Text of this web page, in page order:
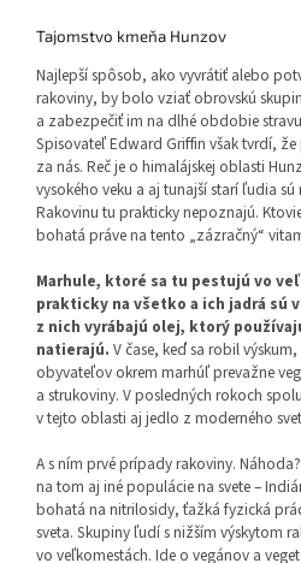
Tajomstvo kmeňa Hunzov
Najlepší spôsob, ako vyvrátiť alebo
rakoviny, by bolo vziať obrovskú
a zabezpečiť im na dlhé obdobie
Spisovateľ Edward Griffin však tvrdí,
za nás. Reč je o himalájskej oblasti
vysokého veku a aj tunajší starí ľudia
Rakovinu tu prakticky nepoznajú.
bohatá práve na tento „zázračný“
Marhule, ktoré sa tu pestujú vo
prakticky na všetko a ich jadrá sú
z nich vyrábajú olej, ktorý
natierajú. V čase, keď sa robil
obyvateľov okrem marhúľ prevažne
a strukoviny. V posledných rokoch
v tejto oblasti aj jedlo z moderného
A s ním prvé prípady rakoviny.
na tom aj iné populácie na svete –
bohatá na nitrilosidy, ťažká fyzická
sveta. Skupiny ľudí s nižším výskytom
vo veľkomestách. Ide o vegánov a